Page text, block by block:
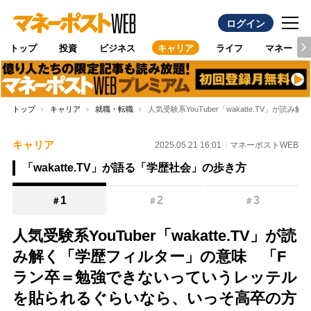
ログイン
トップ 投資 ビジネス キャリア ライフ マネー
トップ キャリア 就職・転職 人気受験系YouTuber「wakatte.TV」が読み
キャリア 2025.05.21 16:01 マネーポストWEB
「wakatte.TV」が語る「学歴社会」の歩き方
＃ 1 ＃2 ＃3
人気受験系YouTuber「wakatte.TV」が読
み解く「学歴フィルター」の意味 「F
ラン卒＝勉強できないっていうレッテル
を貼られるぐらいなら、いっそ高卒の方